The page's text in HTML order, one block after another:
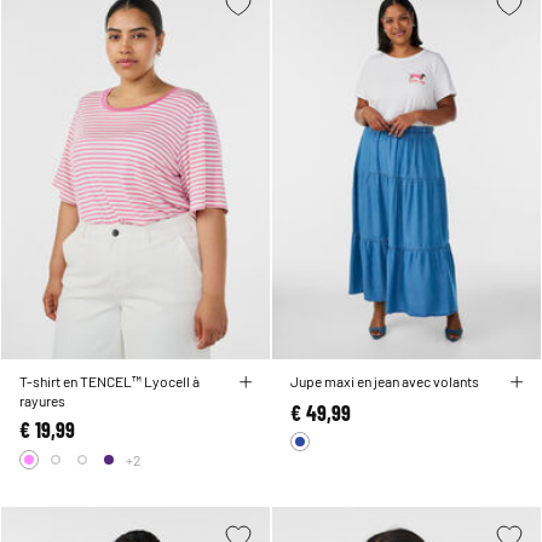
T-shirt en TENCEL™ Lyocell à
rayures
€ 19,99
+2
Jupe maxi en jean avec volants
€ 49,99